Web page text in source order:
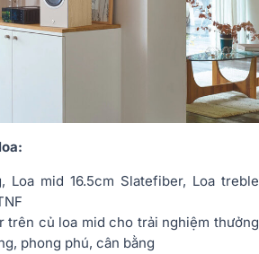
mid 16.5cm Slatefiber, Loa treble
trên củ loa mid cho trải nghiệm thưởng
phong phú, cân bằng